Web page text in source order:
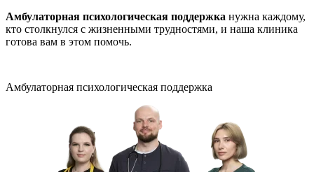
Амбулаторная психологическая поддержка нужна каждому,
кто столкнулся с жизненными трудностями, и наша клиника
готова вам в этом помочь.
Амбулаторная психологическая поддержка